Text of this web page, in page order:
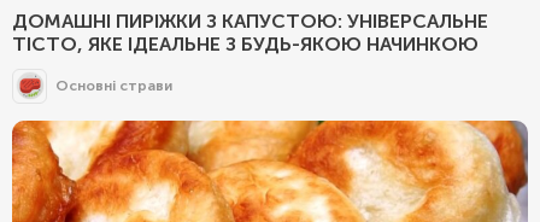
ДОМАШНІ ПИРІЖКИ З КАПУСТОЮ: УНІВЕРСАЛЬНЕ
ТІСТО, ЯКЕ ІДЕАЛЬНЕ З БУДЬ-ЯКОЮ НАЧИНКОЮ
Основні страви